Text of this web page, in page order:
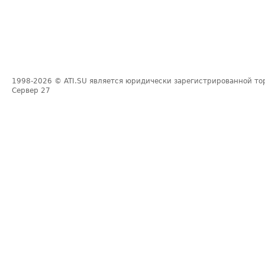
1998-2026 © ATI.SU является юридически зарегистрированной
Сервер 27